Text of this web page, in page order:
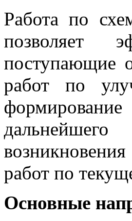
Работа по
позволяет
поступающие
работ по
работ по
Основные